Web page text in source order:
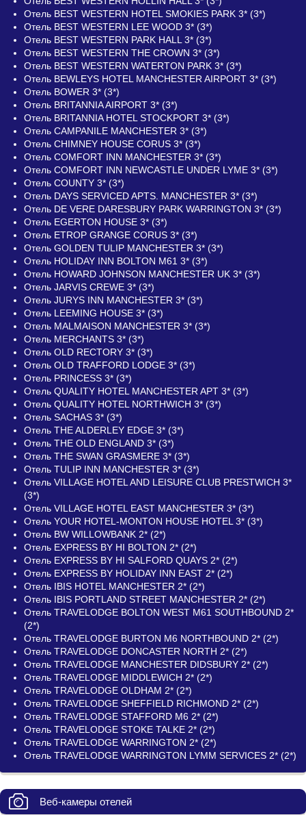
Отель BEST WESTERN HOTEL SMOKIES PARK 3* (3*)
Отель BEST WESTERN LEE WOOD 3* (3*)
Отель BEST WESTERN PARK HALL 3* (3*)
Отель BEST WESTERN THE CROWN 3* (3*)
Отель BEST WESTERN WATERTON PARK 3* (3*)
Отель BEWLEYS HOTEL MANCHESTER AIRPORT 3* (3*)
Отель BOWER 3* (3*)
Отель BRITANNIA AIRPORT 3* (3*)
Отель BRITANNIA HOTEL STOCKPORT 3* (3*)
Отель CAMPANILE MANCHESTER 3* (3*)
Отель CHIMNEY HOUSE CORUS 3* (3*)
Отель COMFORT INN MANCHESTER 3* (3*)
Отель COMFORT INN NEWCASTLE UNDER LYME 3* (3*)
Отель COUNTY 3* (3*)
Отель DAYS SERVICED APTS. MANCHESTER 3* (3*)
Отель DE VERE DARESBURY PARK WARRINGTON 3* (3*)
Отель EGERTON HOUSE 3* (3*)
Отель ETROP GRANGE CORUS 3* (3*)
Отель GOLDEN TULIP MANCHESTER 3* (3*)
Отель HOLIDAY INN BOLTON M61 3* (3*)
Отель HOWARD JOHNSON MANCHESTER UK 3* (3*)
Отель JARVIS CREWE 3* (3*)
Отель JURYS INN MANCHESTER 3* (3*)
Отель LEEMING HOUSE 3* (3*)
Отель MALMAISON MANCHESTER 3* (3*)
Отель MERCHANTS 3* (3*)
Отель OLD RECTORY 3* (3*)
Отель OLD TRAFFORD LODGE 3* (3*)
Отель PRINCESS 3* (3*)
Отель QUALITY HOTEL MANCHESTER APT 3* (3*)
Отель QUALITY HOTEL NORTHWICH 3* (3*)
Отель SACHAS 3* (3*)
Отель THE ALDERLEY EDGE 3* (3*)
Отель THE OLD ENGLAND 3* (3*)
Отель THE SWAN GRASMERE 3* (3*)
Отель TULIP INN MANCHESTER 3* (3*)
Отель VILLAGE HOTEL AND LEISURE CLUB PRESTWICH 3*
(3*)
Отель VILLAGE HOTEL EAST MANCHESTER 3* (3*)
Отель YOUR HOTEL-MONTON HOUSE HOTEL 3* (3*)
Отель BW WILLOWBANK 2* (2*)
Отель EXPRESS BY HI BOLTON 2* (2*)
Отель EXPRESS BY HI SALFORD QUAYS 2* (2*)
Отель EXPRESS BY HOLIDAY INN EAST 2* (2*)
Отель IBIS HOTEL MANCHESTER 2* (2*)
Отель IBIS PORTLAND STREET MANCHESTER 2* (2*)
Отель TRAVELODGE BOLTON WEST M61 SOUTHBOUND 2*
(2*)
Отель TRAVELODGE BURTON M6 NORTHBOUND 2* (2*)
Отель TRAVELODGE DONCASTER NORTH 2* (2*)
Отель TRAVELODGE MANCHESTER DIDSBURY 2* (2*)
Отель TRAVELODGE MIDDLEWICH 2* (2*)
Отель TRAVELODGE OLDHAM 2* (2*)
Отель TRAVELODGE SHEFFIELD RICHMOND 2* (2*)
Отель TRAVELODGE STAFFORD M6 2* (2*)
Отель TRAVELODGE STOKE TALKE 2* (2*)
Отель TRAVELODGE WARRINGTON 2* (2*)
Отель TRAVELODGE WARRINGTON LYMM SERVICES 2* (2*)
Веб-камеры отелей